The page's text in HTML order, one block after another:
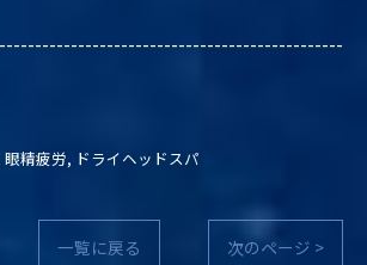
眼精疲労 ドライヘッドスパ
一覧に戻る 次のページ >